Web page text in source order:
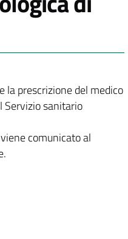
la prescrizione del medico
Servizio sanitario
comunicato al